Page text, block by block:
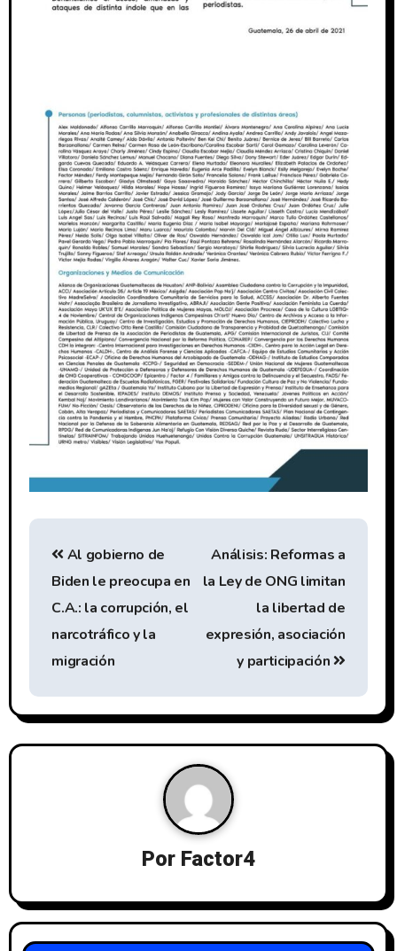
Al gobierno de
Biden le preocupa en
C.A.: la corrupción, el
narcotráfico y la
migración
Análisis: Reformas a
la Ley de ONG limitan
la libertad de
expresión, asociación
y participación
Por Factor4